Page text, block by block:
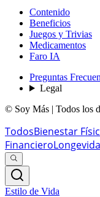
Contenido
Beneficios
Juegos y Trivias
Medicamentos
Faro IA
Preguntas
Legal
© Soy Más | Todos los
TodosBienestar
Financiero
Estilo de Vida